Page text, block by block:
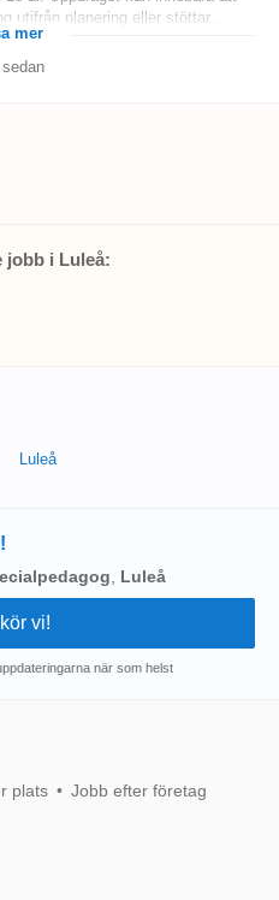
utifrån planering eller stöttar...
mer
jobb i Luleå:
Luleå
Luleå
när som helst
plats Jobb efter företag